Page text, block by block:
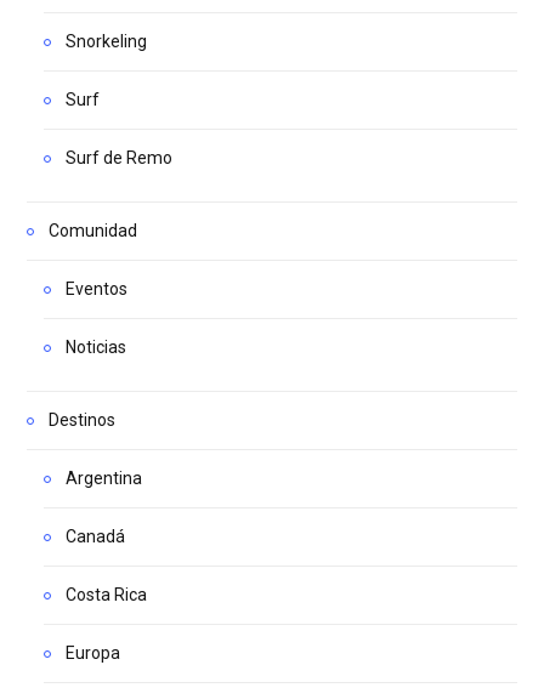
Snorkeling
Surf
Surf de Remo
Comunidad
Eventos
Noticias
Destinos
Argentina
Canadá
Costa Rica
Europa